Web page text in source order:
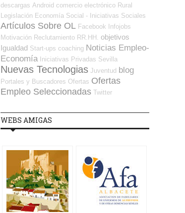
descargas Android comercio electrónico Rural
Legislación Economía Social - Iniciativas Sociales
Artículos Sobre OL Facebook
Infojobs
Motivación Reclutamiento RR.HH.
objetivos
Igualdad Start-ups coaching Noticias Empleo-
Economía Iniciativas Privadas Sevilla
Nuevas Tecnologias Juventud blog
Portales y Buscadores Ofertas Ofertas
Empleo Seleccionadas Twitter
WEBS AMIGAS